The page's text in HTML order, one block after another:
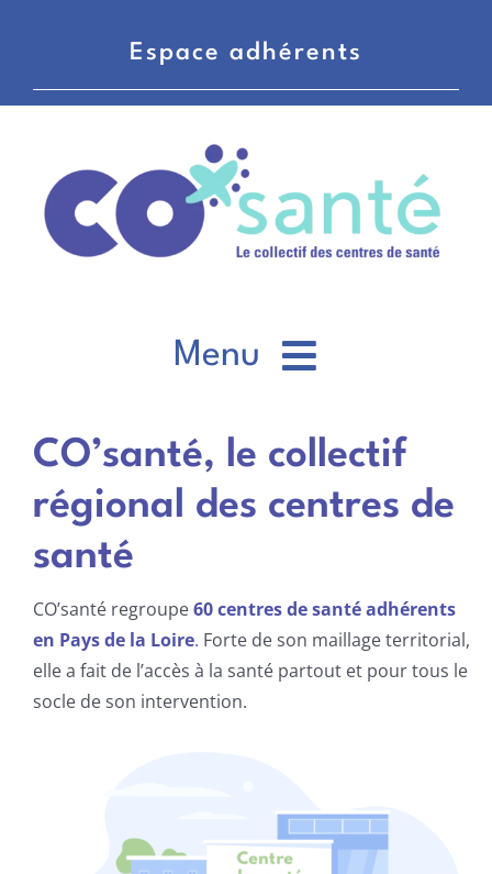
Espace adhérents
Menu
Centres de santé
Actualités
CO’santé, le collectif
régional des centres de
santé
CO’santé regroupe60 centres de santé adhérents
en Pays de la Loire. Forte de son maillage territorial,
elle a fait de l’accès à la santé partout et pour tous le
socle de son intervention.